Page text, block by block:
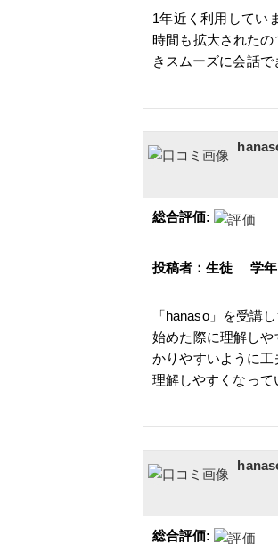
1年近く利用してい
時間も拡大された
きスムーズに会話
総合評価:
投稿者：生徒 学年
「hanaso」を受講
始めた際に理解し
かりやすいように
理解しやすくなって
総合評価: